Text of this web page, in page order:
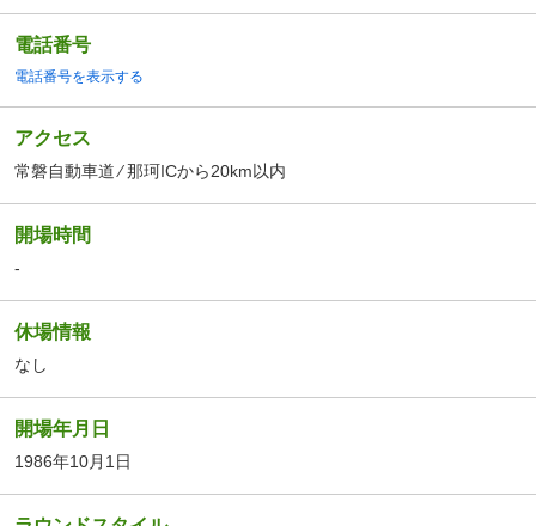
電話番号
電話番号を表示する
アクセス
常磐自動車道 ⁄ 那珂ICから20km以内
開場時間
-
休場情報
なし
開場年月日
1986年10月1日